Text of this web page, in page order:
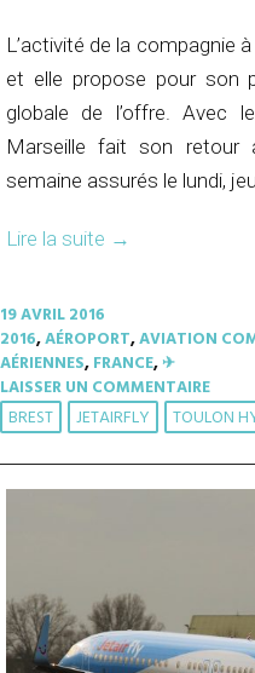
L’activité de la compagnie
et elle propose pour son
globale de l’offre. Avec
Marseille fait son retour
semaine assurés le lundi,
Lire la suite →
19 AVRIL 2016
2016,AÉROPORT,AVIATION
AÉRIENNES,FRANCE,✈︎
LAISSER UN COMMENTAIRE
BREST JETAIRFLY TOULON